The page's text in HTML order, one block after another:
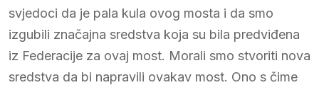
svjedoci da je pala kula ovog mosta i da smo
izgubili značajna sredstva koja su bila predviđena
iz Federacije za ovaj most. Morali smo stvoriti nova
sredstva da bi napravili ovakav most. Ono s čime